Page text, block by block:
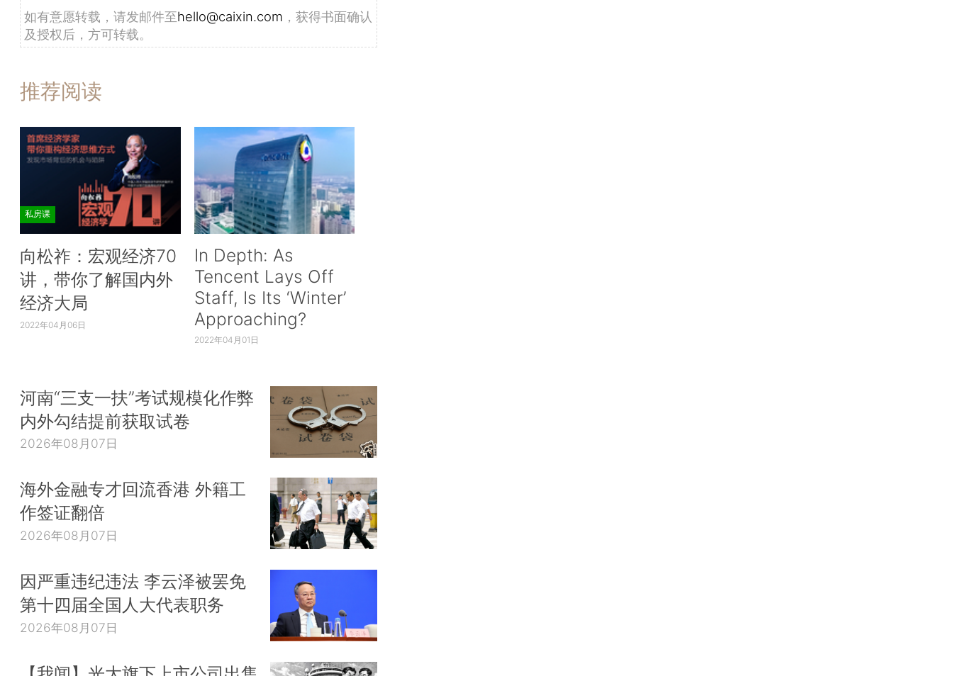
如有意愿转载，请发邮件至hello@caixin.com ，获得书面确认
及授权后，方可转载。
推荐阅读
私房课
向松祚：宏观经济70
讲，带你了解国内外
经济大局
2022年04月06日
In Depth: As
Tencent Lays Off
Staff, Is Its ‘Winter’
Approaching?
2022年04月01日
河南“三支一扶”考试规模化作弊
内外勾结提前获取试卷
2026年08月07日
海外金融专才回流香港 外籍工
作签证翻倍
2026年08月07日
因严重违纪违法 李云泽被罢免
第十四届全国人大代表职务
2026年08月07日